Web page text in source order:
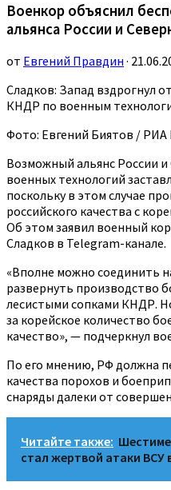
Военкор объяснил
альянса России и
от Евгений Правдин ·
Сладков: Запад вздрогнул
КНДР по военным
Фото: Евгений Биятов / РИА
Возможный альянс России
военных технологий
поскольку в этом случае
российского качества с
Об этом заявил военный
Сладков в Telegram-канале.
«Вполне можно соединить
развернуть производство
лесистыми сопками КНДР.
за корейское количество
качество», — подчеркнул
По его мнению, РФ должна
качества порохов и
снаряды далеки от
Читайте также:
стал жертвой атаки ВСУ